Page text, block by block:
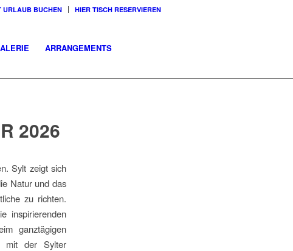
URLAUB BUCHEN HIER TISCH RESERVIEREN
ARRANGEMENTS
2026
Sylt zeigt sich
Natur und das
zu richten.
inspirierenden
ganztägigen
mit der Sylter